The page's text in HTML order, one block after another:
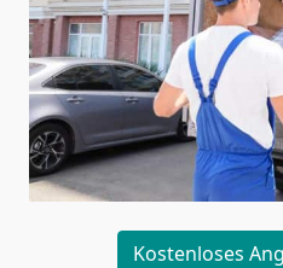
Kostenloses